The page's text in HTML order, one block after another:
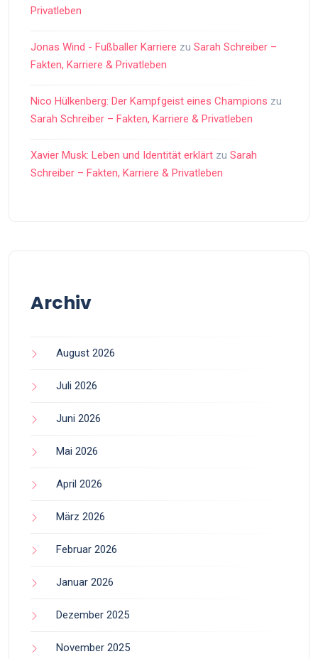
Privatleben
Jonas Wind - Fußballer Karriere zu Sarah Schreiber –
Fakten, Karriere & Privatleben
Nico Hülkenberg: Der Kampfgeist eines Champions zu
Sarah Schreiber – Fakten, Karriere & Privatleben
Xavier Musk: Leben und Identität erklärt zu Sarah
Schreiber – Fakten, Karriere & Privatleben
Archiv
August 2026
Juli 2026
Juni 2026
Mai 2026
April 2026
März 2026
Februar 2026
Januar 2026
Dezember 2025
November 2025